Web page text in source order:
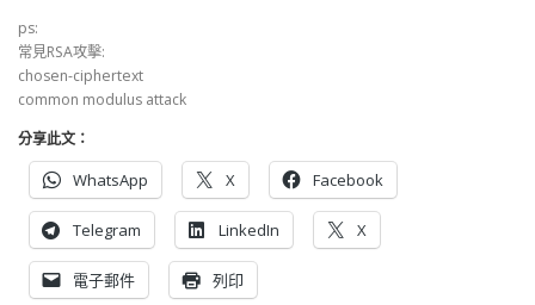
ps:
常見RSA攻擊:
chosen-ciphertext
common modulus attack
分享此文：
WhatsApp X Facebook
Telegram LinkedIn X
電子郵件 列印